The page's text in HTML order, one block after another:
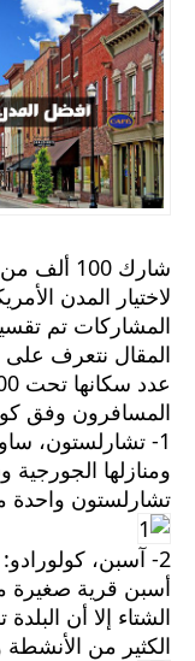
شارك
لاختيار المدن
المشاركات تم
المقال نتعرف على
المسافرون وفق
1- تشارلستون،
ومنازلها
تشارلستون واحدة
2- آسبن،
أسبن قرية صغيرة
الشتاء إلا أن
الكثير من الأنشطة